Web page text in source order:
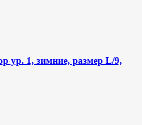
ур. 1, зимние, размер L/9,